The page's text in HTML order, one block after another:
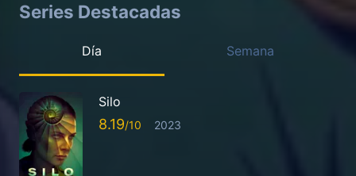
Series Destacadas
Día Semana
Silo
8.19 2023